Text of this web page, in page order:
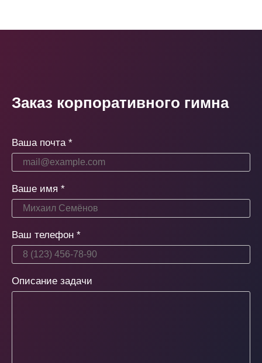
Заказ корпоративного гимна
Ваша почта *
Ваше имя *
Ваш телефон *
Описание задачи